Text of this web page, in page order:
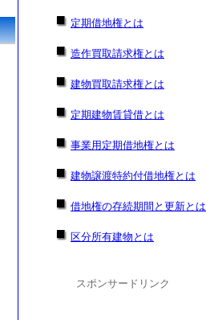
定期借地権とは
造作買取請求権とは
建物買取請求権とは
定期建物賃貸借とは
事業用定期借地権とは
建物譲渡特約付借地権とは
借地権の存続期間と更新とは
区分所有建物とは
スポンサードリンク